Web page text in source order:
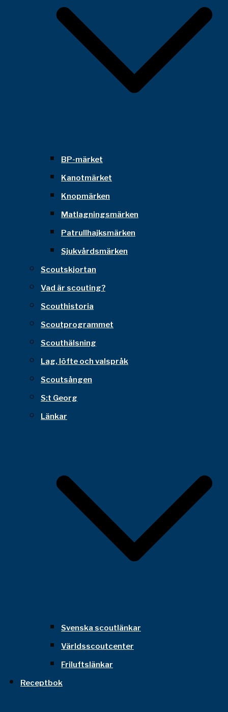
BP-märket
Kanotmärket
Knopmärken
Matlagningsmärken
Patrullhajksmärken
Sjukvårdsmärken
Scoutskjortan
Vad är scouting?
Scouthistoria
Scoutprogrammet
Scouthälsning
Lag, löfte och valspråk
Scoutsången
S:t Georg
Länkar
Svenska scoutlänkar
Världsscoutcenter
Friluftslänkar
Receptbok